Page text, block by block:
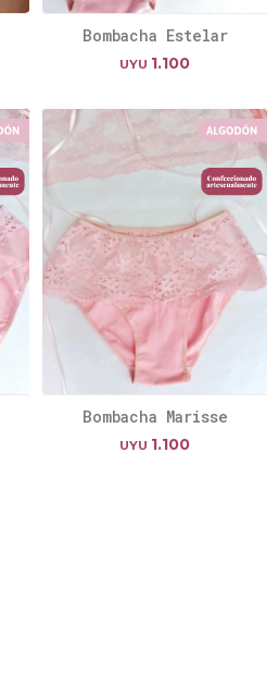
Bombacha Estelar
UYU 1.100
Bombacha Marisse
UYU 1.100